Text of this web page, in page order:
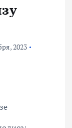
2023